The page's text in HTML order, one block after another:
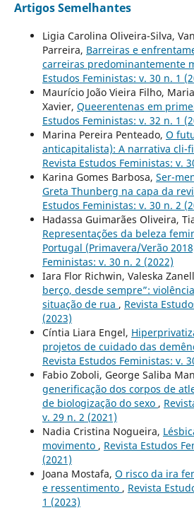
Artigos Semelhantes
Ligia Carolina Oliveira-Silva,
Parreira, Barreiras e
carreiras predominantemente
Estudos Feministas: v. 30 n. 1
Maurício João Vieira Filho,
Xavier, Queerentenas em
Estudos Feministas: v. 32 n. 1
Marina Pereira Penteado, O
anticapitalista): A narrativa cli-
Revista Estudos Feministas: v.
Karina Gomes Barbosa, Ser-
Greta Thunberg na capa da
Estudos Feministas: v. 30 n. 2
Hadassa Guimarães Oliveira,
Representações da beleza
Portugal (Primavera/Verão
Feministas: v. 30 n. 2 (2022)
Iara Flor Richwin, Valeska
berço, desde sempre”:
situação de rua , Revista
(2023)
Cíntia Liara Engel,
projetos de cuidado das
Revista Estudos Feministas: v.
Fabio Zoboli, George Saliba
generificação dos corpos de
de biologização do sexo ,
v. 29 n. 2 (2021)
Nadia Cristina Nogueira,
movimento , Revista Estudos
(2021)
Joana Mostafa, O risco da ira
e ressentimento , Revista
1 (2023)